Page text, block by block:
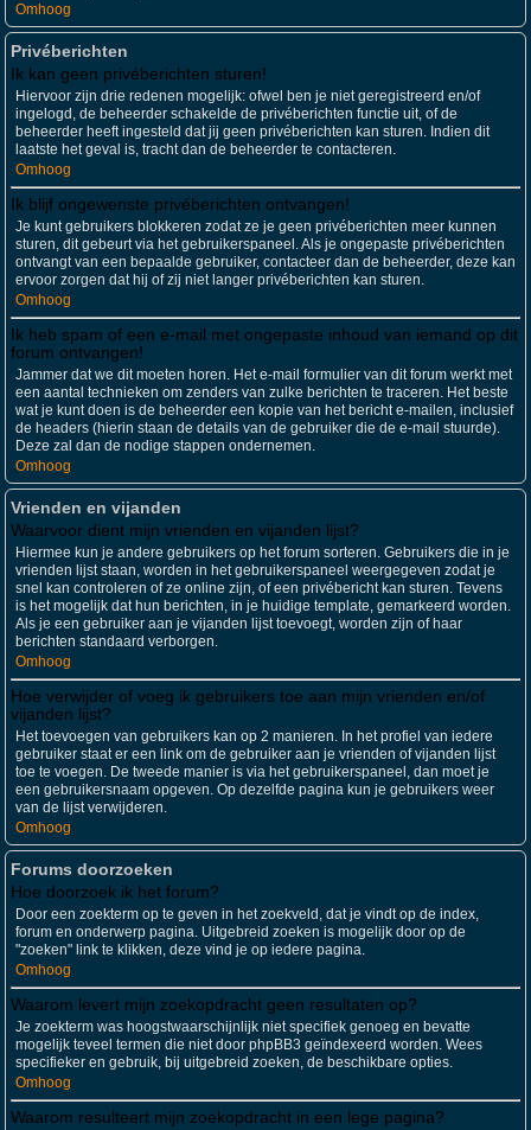
Omhoog
Privéberichten
Ik kan geen privéberichten sturen!
Hiervoor zijn drie redenen mogelijk: ofwel ben je niet geregistreerd en/of
ingelogd, de beheerder schakelde de privéberichten functie uit, of de
beheerder heeft ingesteld dat jij geen privéberichten kan sturen. Indien dit
laatste het geval is, tracht dan de beheerder te contacteren.
Omhoog
Ik blijf ongewenste privéberichten ontvangen!
Je kunt gebruikers blokkeren zodat ze je geen privéberichten meer kunnen
sturen, dit gebeurt via het gebruikerspaneel. Als je ongepaste privéberichten
ontvangt van een bepaalde gebruiker, contacteer dan de beheerder, deze kan
ervoor zorgen dat hij of zij niet langer privéberichten kan sturen.
Omhoog
Ik heb spam of een e-mail met ongepaste inhoud van iemand op dit
forum ontvangen!
Jammer dat we dit moeten horen. Het e-mail formulier van dit forum werkt met
een aantal technieken om zenders van zulke berichten te traceren. Het beste
wat je kunt doen is de beheerder een kopie van het bericht e-mailen, inclusief
de headers (hierin staan de details van de gebruiker die de e-mail stuurde).
Deze zal dan de nodige stappen ondernemen.
Omhoog
Vrienden en vijanden
Waarvoor dient mijn vrienden en vijanden lijst?
Hiermee kun je andere gebruikers op het forum sorteren. Gebruikers die in je
vrienden lijst staan, worden in het gebruikerspaneel weergegeven zodat je
snel kan controleren of ze online zijn, of een privébericht kan sturen. Tevens
is het mogelijk dat hun berichten, in je huidige template, gemarkeerd worden.
Als je een gebruiker aan je vijanden lijst toevoegt, worden zijn of haar
berichten standaard verborgen.
Omhoog
Hoe verwijder of voeg ik gebruikers toe aan mijn vrienden en/of
vijanden lijst?
Het toevoegen van gebruikers kan op 2 manieren. In het profiel van iedere
gebruiker staat er een link om de gebruiker aan je vrienden of vijanden lijst
toe te voegen. De tweede manier is via het gebruikerspaneel, dan moet je
een gebruikersnaam opgeven. Op dezelfde pagina kun je gebruikers weer
van de lijst verwijderen.
Omhoog
Forums doorzoeken
Hoe doorzoek ik het forum?
Door een zoekterm op te geven in het zoekveld, dat je vindt op de index,
forum en onderwerp pagina. Uitgebreid zoeken is mogelijk door op de
"zoeken" link te klikken, deze vind je op iedere pagina.
Omhoog
Waarom levert mijn zoekopdracht geen resultaten op?
Je zoekterm was hoogstwaarschijnlijk niet specifiek genoeg en bevatte
mogelijk teveel termen die niet door phpBB3 geïndexeerd worden. Wees
specifieker en gebruik, bij uitgebreid zoeken, de beschikbare opties.
Omhoog
Waarom resulteert mijn zoekopdracht in een lege pagina?